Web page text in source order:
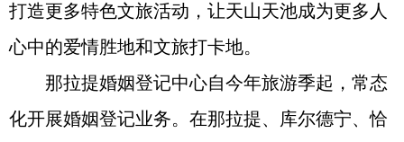
打造更多特色文旅活动，让天山天池成为更多人
心中的爱情胜地和文旅打卡地。
那拉提婚姻登记中心自今年旅游季起，常态
化开展婚姻登记业务。在那拉提、库尔德宁、恰